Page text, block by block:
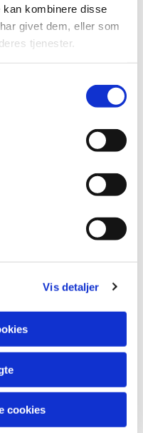
kombinere disse
givet dem, eller som
tjenester.
Vis detaljer
cookies
er organist hos
13. januar. Der er en
kunne synge og
nødvendigt, men en